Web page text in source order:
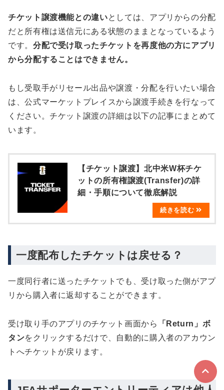
チケット譲渡機能との違いとしては、アプリからの分配
だと所有権は送信元にある状態のままとなっているよう
です。 分配で受け取ったチケットを再度他の方にアプリ
から分配することはできません。
もし受取手がリセール出品や譲渡・分配を行いたい場合
は、公式マーケットプレイスから譲渡手続きを行なって
ください。チケット譲渡の詳細は以下の記事にまとめて
います。
【チケット譲渡】北中米W杯チケ
ットの所有権譲渡(Transfer)の詳
細・手順について徹底解説
一度配布したチケットは戻せる？
一度同行者に送ったチケットでも、受け取った側がアプ
リから購入者に返却することができます。
受け取り手のアプリのチケット画面から
「Return」ボ
タンをクリックするだけで、自動的に購入者のアカウン
トへチケットが戻ります。